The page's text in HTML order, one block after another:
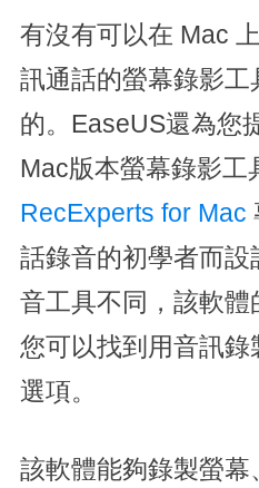
有沒有可以在 Mac
訊通話的螢幕錄影工
的。EaseUS還為您
Mac版本螢幕錄影工
RecExperts for Mac
話錄音的初學者而
音工具不同，該軟體
您可以找到用音訊
選項。
該軟體能夠錄製螢